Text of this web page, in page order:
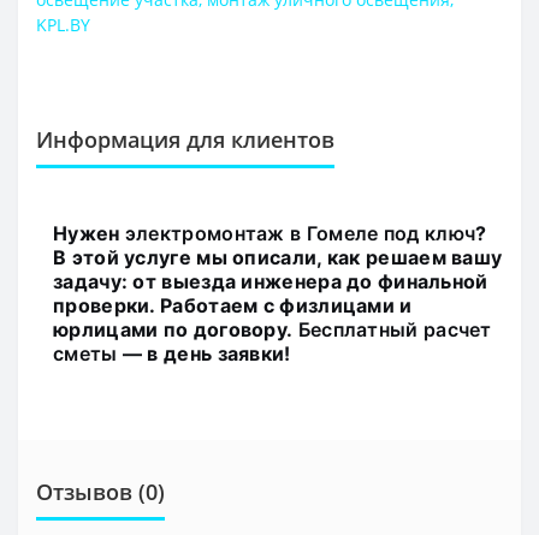
KPL.BY
Информация для клиентов
Нужен электромонтаж в Гомеле под ключ?
В этой услуге мы описали, как решаем вашу
задачу: от выезда инженера до финальной
проверки. Работаем с физлицами и
юрлицами по договору. Бесплатный расчет
сметы — в день заявки!
Отзывов (0)